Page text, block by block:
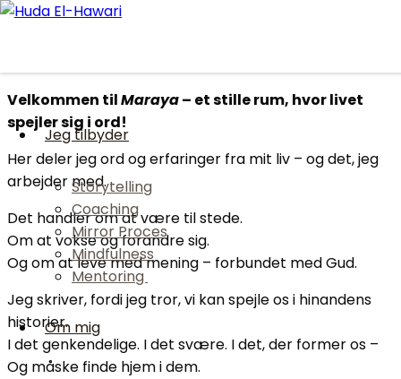
Skip to content
Jeg tilbyder
Storytelling
Coaching
Mirror Proces
Mindfulness
Mentoring
Om mig
Velkommen tilMaraya– et stille rum, hvor livet
spejler sig i ord!
Her deler jeg ord og erfaringer fra mit liv – og det, jeg
arbejder med.
Det handler om at være til stede.
Om at vokse og forandre sig.
Og om at leve med mening – forbundet med Gud.
Jeg skriver, fordi jeg tror, vi kan spejle os i hinandens
historier.
I det genkendelige. I det svære. I det, der former os –
Og måske finde hjem i dem.